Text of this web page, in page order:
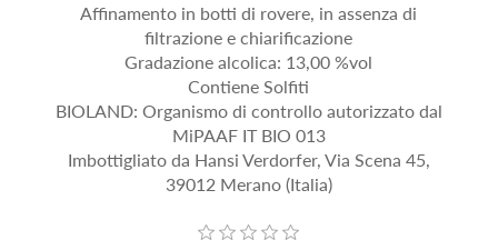
Affinamento in botti di rovere, in assenza di
filtrazione e chiarificazione
Gradazione alcolica: 13,00 %vol
Contiene Solfiti
BIOLAND: Organismo di controllo autorizzato dal
MiPAAF IT BIO 013
Imbottigliato da Hansi Verdorfer, Via Scena 45,
39012 Merano (Italia)